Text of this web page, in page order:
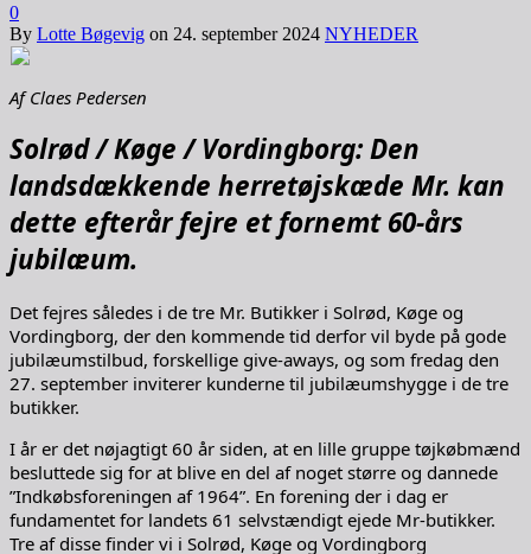
0
By Lotte Bøgevig on 24. september 2024 NYHEDER
Af Claes Pedersen
Solrød / Køge / Vordingborg: Den
landsdækkende herretøjskæde Mr. kan
dette efterår fejre et fornemt 60-års
jubilæum.
Det fejres således i de tre Mr. Butikker i Solrød, Køge og
Vordingborg, der den kommende tid derfor vil byde på gode
jubilæumstilbud, forskellige give-aways, og som fredag den
27. september inviterer kunderne til jubilæumshygge i de tre
butikker.
I år er det nøjagtigt 60 år siden, at en lille gruppe tøjkøbmænd
besluttede sig for at blive en del af noget større og dannede
”Indkøbsforeningen af 1964”. En forening der i dag er
fundamentet for landets 61 selvstændigt ejede Mr-butikker.
Tre af disse finder vi i Solrød, Køge og Vordingborg